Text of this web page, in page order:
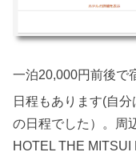
一泊20,000円前後で
日程もあります(自
の日程でした）。周
HOTEL THE